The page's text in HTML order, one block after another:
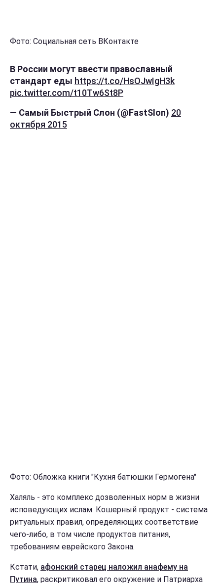
Фото: Социальная сеть ВКонтакте
В России могут ввести православный
стандарт еды https://t.co/HsOJwIgH3k
pic.twitter.com/t10Tw6St8P
— Самый Быстрый Слон (@FastSlon) 20
октября 2015
Фото: Обложка книги "Кухня батюшки Гермогена"
Халяль - это комплекс дозволенных норм в жизни
исповедующих ислам. Кошерный продукт - система
ритуальных правил, определяющих соответствие
чего-либо, в том числе продуктов питания,
требованиям еврейского Закона.
Кстати, афонский старец наложил анафему на
Путина, раскритиковал его окружение и Патриарха